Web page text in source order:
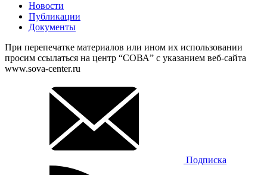
Новости
Публикации
Документы
При перепечатке материалов или ином их использовании
просим ссылаться на центр “СОВА” с указанием веб-сайта
www.sova-center.ru
Подписка